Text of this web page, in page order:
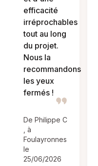
efficacité
irréprochables
tout au long
du projet.
Nous la
recommandons
les yeux
fermés !
De Philippe C
, à
Foulayronnes
le
25/06/2026